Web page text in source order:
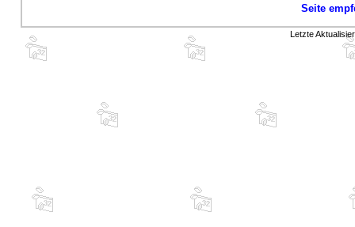
Seite
Letzte